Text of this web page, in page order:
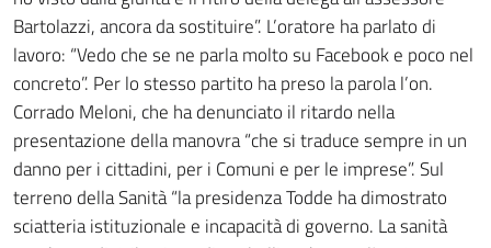
Bartolazzi, ancora da sostituire”. L’oratore ha parlato di
lavoro: “Vedo che se ne parla molto su Facebook e poco nel
concreto”. Per lo stesso partito ha preso la parola l’on.
Corrado Meloni, che ha denunciato il ritardo nella
presentazione della manovra “che si traduce sempre in un
danno per i cittadini, per i Comuni e per le imprese”. Sul
terreno della Sanità “la presidenza Todde ha dimostrato
sciatteria istituzionale e incapacità di governo. La sanità